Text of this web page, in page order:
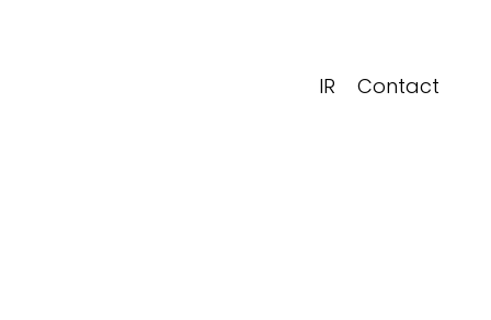
IR Contact